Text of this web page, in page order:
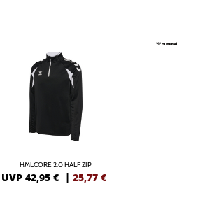
HMLCORE 2.0 HALF ZIP
UVP 42,95 € | 25,77 €